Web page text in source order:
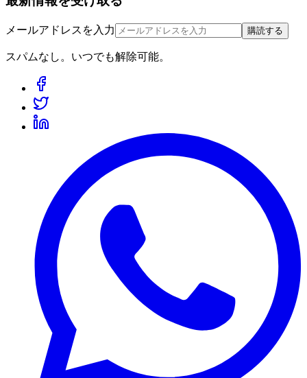
メールアドレスを入力 購読する
スパムなし。いつでも解除可能。